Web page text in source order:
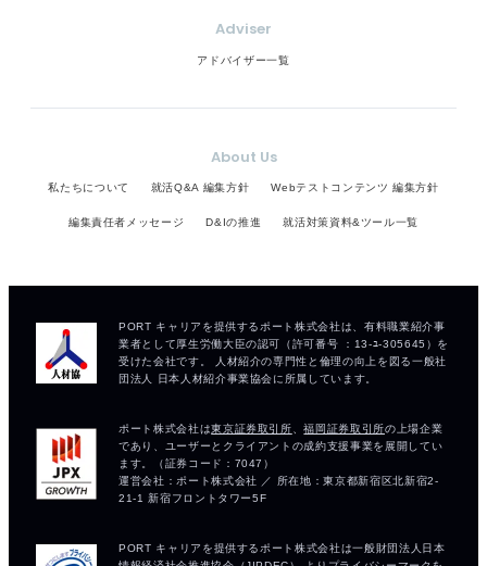
Adviser
アドバイザー一覧
About Us
私たちについて 就活Q&A 編集方針 Webテストコンテンツ 編集方針
編集責任者メッセージ D&Iの推進 就活対策資料&ツール一覧